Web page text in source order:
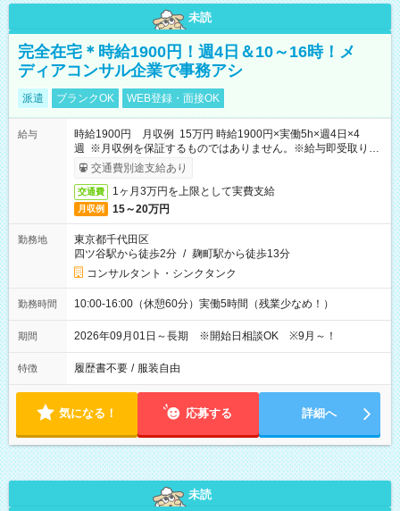
未読
完全在宅＊時給1900円！週4日＆10～16時！メ
ディアコンサル企業で事務アシ
派遣 ブランクOK WEB登録・面接OK
給与
時給1900円 月収例 15万円 時給1900円×実働5h×週4日×4
週 ※月収例を保証するものではありません。※給与即受取りサ
ービス利用可（利用条件有）
交通費別途支給あり
交通費 1ヶ月3万円を上限として実費支給
月収例 15～20万円
勤務地
東京都千代田区
四ツ谷駅から徒歩2分 / 麹町駅から徒歩13分
コンサルタント・シンクタンク
勤務時間 10:00-16:00（休憩60分）実働5時間（残業少なめ！）
期間 2026年09月01日～長期 ※開始日相談OK ※9月～！
特徴 履歴書不要 / 服装自由
気になる！ 応募する 詳細へ
未読